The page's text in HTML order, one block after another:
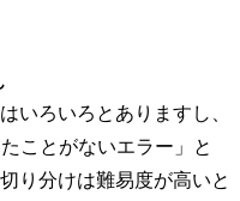
いろいろとありますし、
ことがないエラー」と
り分けは難易度が高いと